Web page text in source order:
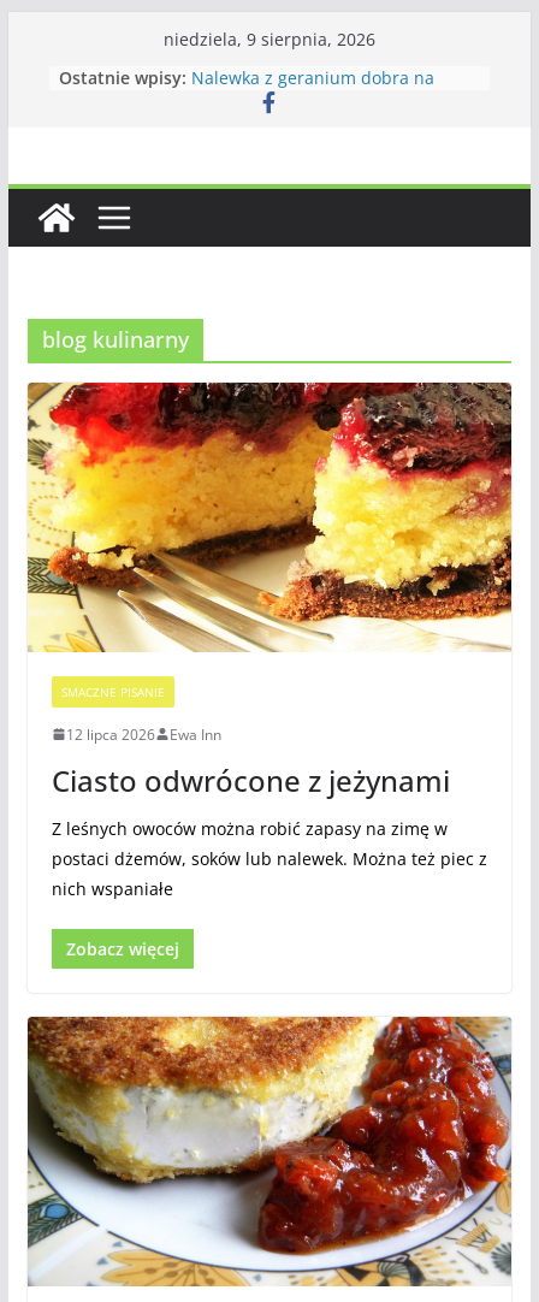
niedziela, 9 sierpnia, 2026
Ostatnie wpisy: Nalewka z geranium dobra na
jesieni w kuchni
blog kulinarny
SMACZNE PISANIE
12 lipca 2026 Ewa Inn
Ciasto odwrócone z jeżynami
Z leśnych owoców można robić zapasy na zimę w
postaci dżemów, soków lub nalewek. Można też piec z
nich wspaniałe
Zobacz więcej